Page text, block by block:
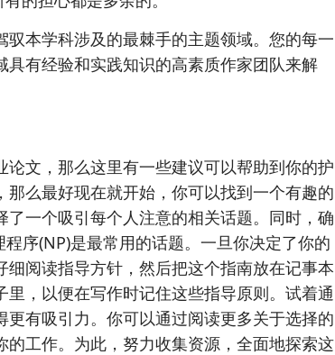
本学科涉及的最棘手的主题领域。您的每一
有经验和实践知识的高素质作家团队来解
文，那么这里有一些建议可以帮助到你的护
么最好现在就开始，你可以找到一个有趣的
一个吸引每个人注意的相关话题。同时，确
序(NP)是最常用的话题。一旦你决定了你的
阅读指导方针，然后把这个指南放在记事本
，以便在写作时记住这些指导原则。试着通
有吸引力。你可以通过阅读更多关于选择的
工作。为此，努力收集资源，全面地探索这